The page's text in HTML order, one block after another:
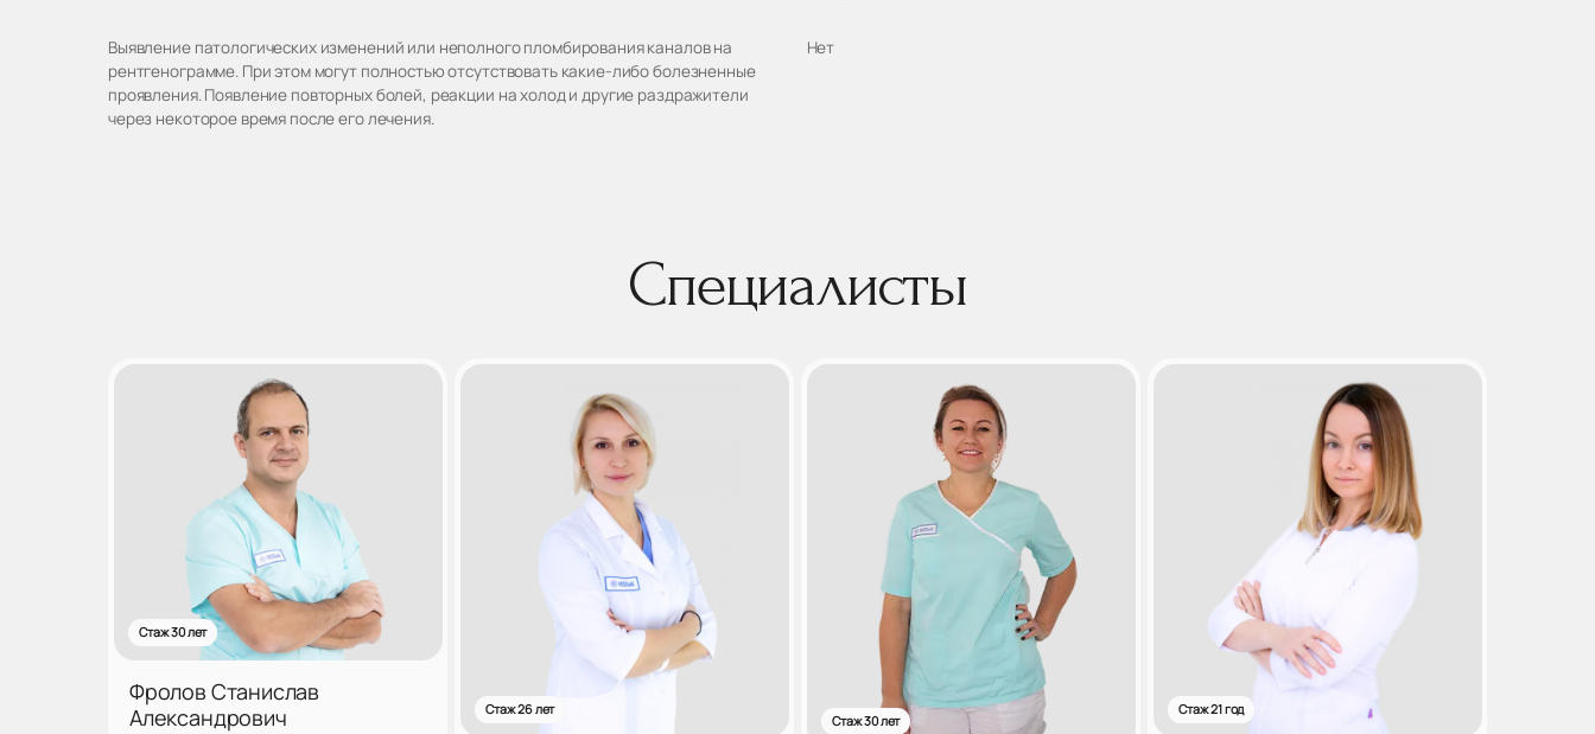
Выявление патологических изменений или неполного пломбирования каналов на
рентгенограмме. При этом могут полностью отсутствовать какие-либо болезненные
проявления. Появление повторных болей, реакции на холод и другие раздражители
через некоторое время после его лечения.
Нет
Специалисты
Стаж 30 лет
Фролов Станислав
Александрович
Стаж 26 лет
Стаж 30 лет
Стаж 21 год